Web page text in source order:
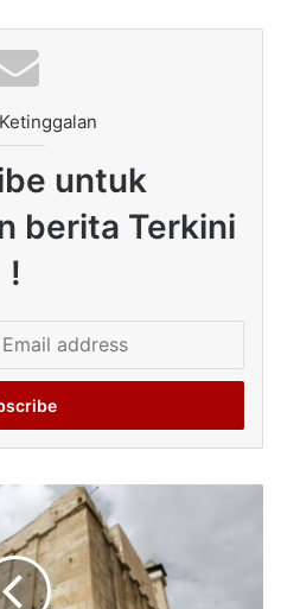
untuk
berita Terkini
!